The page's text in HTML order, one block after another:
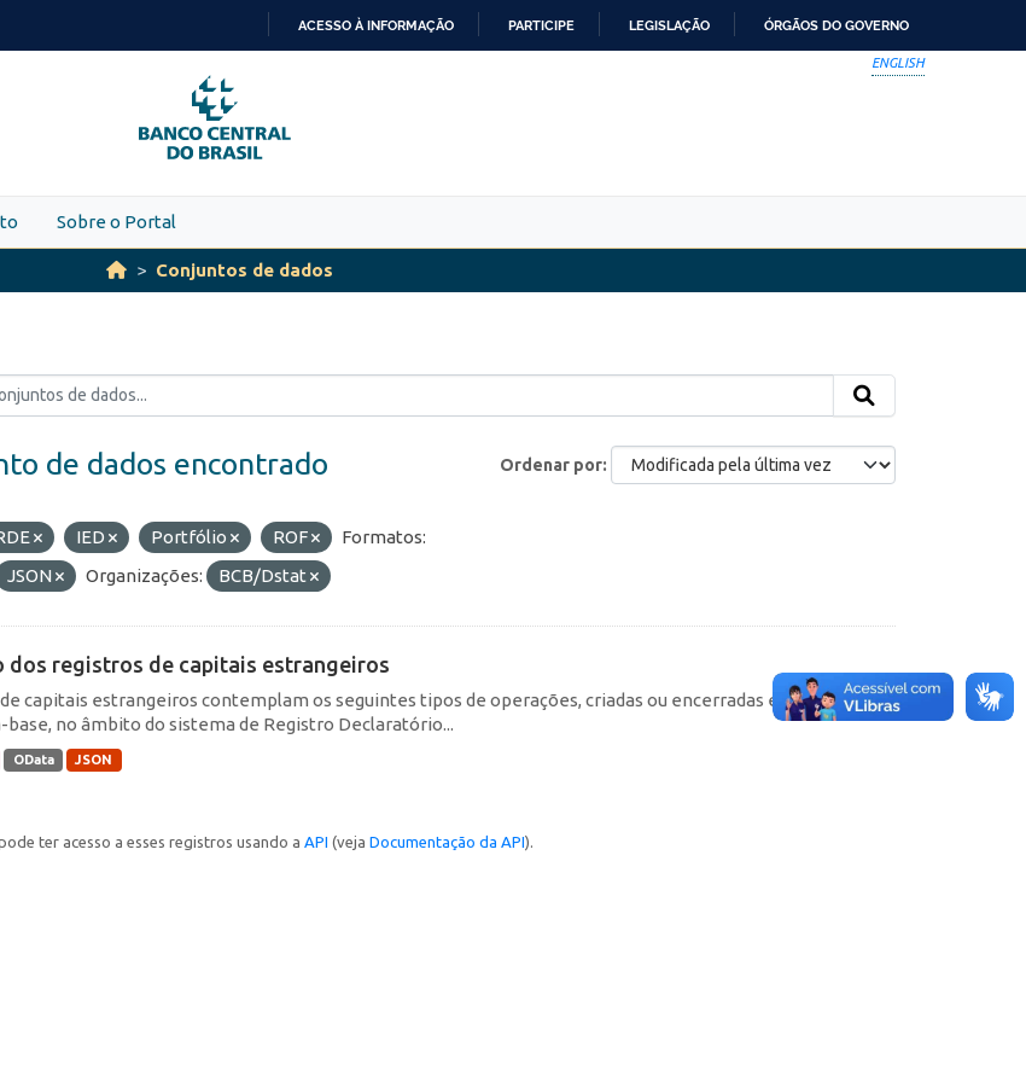
PARA
O
CONTEÚDO
ACESSO À INFORMAÇÃO PARTICIPE LEGISLAÇÃO ÓRGÃOS DO GOVERNO
ENGLISH
Sobre o Portal
Conjuntos de dados
Ordenar por
de dados encontrado
IED Portfólio ROF
Formatos:
JSON Organizações: BCB/Dstat
dos registros de capitais estrangeiros
capitais estrangeiros contemplam os seguintes tipos de operações, criadas ou encerradas em cada
base, no âmbito do sistema de Registro Declaratório...
OData JSON
ter acesso a esses registros usando a API (veja Documentação da API).